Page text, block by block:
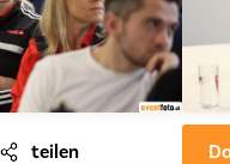
teilen